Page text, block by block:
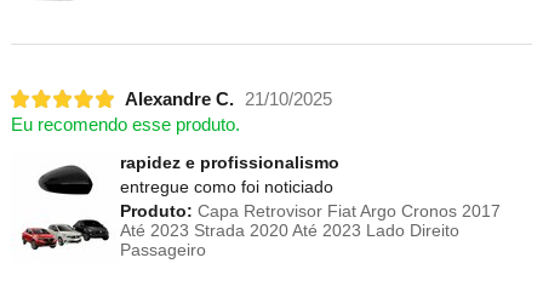
Alexandre C.
21/10/2025
Eu recomendo esse produto.
rapidez e profissionalismo
entregue como foi noticiado
Produto: Capa Retrovisor Fiat Argo Cronos 2017
Até 2023 Strada 2020 Até 2023 Lado Direito
Passageiro